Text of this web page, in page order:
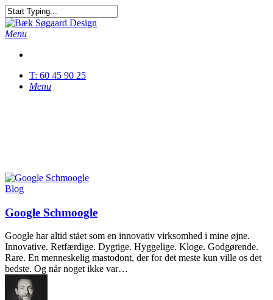
Skip
to
main
Close
Search
Menu
T: 60 45 90 25
Menu
Blog
Google Schmoogle
Google har altid stået som en innovativ virksomhed i mine øjne.
Innovative. Retfærdige. Dygtige. Hyggelige. Kloge. Godgørende.
Rare. En menneskelig mastodont, der for det meste kun ville os det
bedste. Og når noget ikke var…